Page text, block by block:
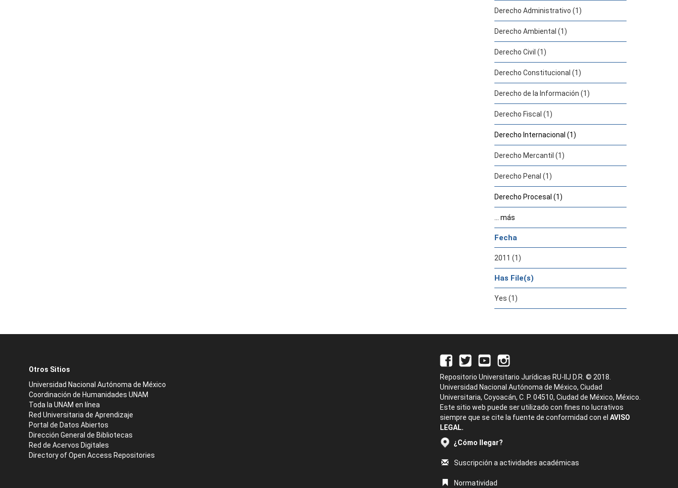
Derecho Administrativo (1)
Derecho Ambiental (1)
Derecho Civil (1)
Derecho Constitucional (1)
Derecho de la Información (1)
Derecho Fiscal (1)
Derecho Internacional (1)
Derecho Mercantil (1)
Derecho Penal (1)
Derecho Procesal (1)
... más
Fecha
2011 (1)
Has File(s)
Yes (1)
Otros Sitios
Universidad Nacional Autónoma de México
Coordinación de Humanidades UNAM
Toda la UNAM en línea
Red Universitaria de Aprendizaje
Portal de Datos Abiertos
Dirección General de Bibliotecas
Red de Acervos Digitales
Directory of Open Access Repositories
Repositorio Universitario Jurídicas RU-IIJ D.R. © 2018.
Universidad Nacional Autónoma de México, Ciudad
Universitaria, Coyoacán, C. P. 04510, Ciudad de México, México.
Este sitio web puede ser utilizado con fines no lucrativos
siempre que se cite la fuente de conformidad con el AVISO
LEGAL.
¿Cómo llegar?
Suscripción a actividades académicas
Normatividad